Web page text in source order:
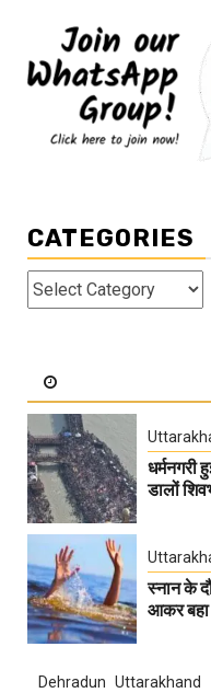
CATEGORIES
Categories
धर्मनगरी
डालों
स्नान के
आकर बहा
Dehradun Uttarakhand